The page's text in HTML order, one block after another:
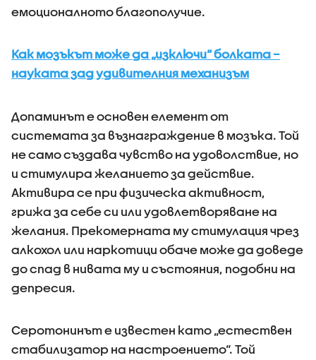
емоционалното благополучие.
Как мозъкът може да „изключи“ болката –
науката зад удивителния механизъм
Допаминът е основен елемент от
системата за възнаграждение в мозъка. Той
не само създава чувство на удоволствие, но
и стимулира желанието за действие.
Активира се при физическа активност,
грижа за себе си или удовлетворяване на
желания. Прекомерната му стимулация чрез
алкохол или наркотици обаче може да доведе
до спад в нивата му и състояния, подобни на
депресия.
Серотонинът е известен като „естествен
стабилизатор на настроението“. Той